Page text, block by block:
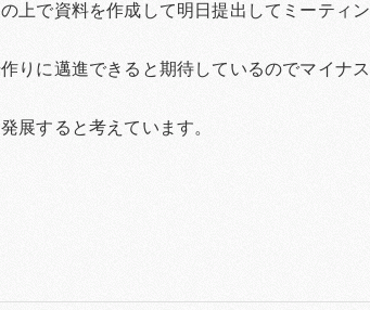
上で資料を作成して明日提出してミーティン
りに邁進できると期待しているのでマイナス
展すると考えています。